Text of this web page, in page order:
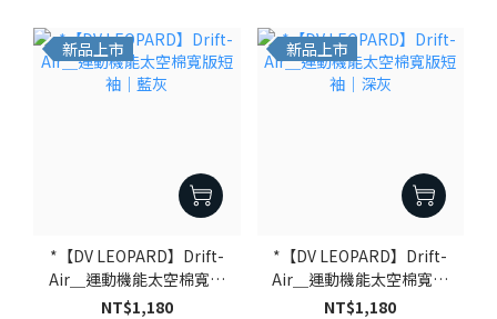
新品上市
*【DV LEOPARD】Drift-
Air＿運動機能太空棉寬版
短袖｜藍灰
NT$1,180
新品上市
*【DV LEOPARD】Drift-
Air＿運動機能太空棉寬版
短袖｜深灰
NT$1,180